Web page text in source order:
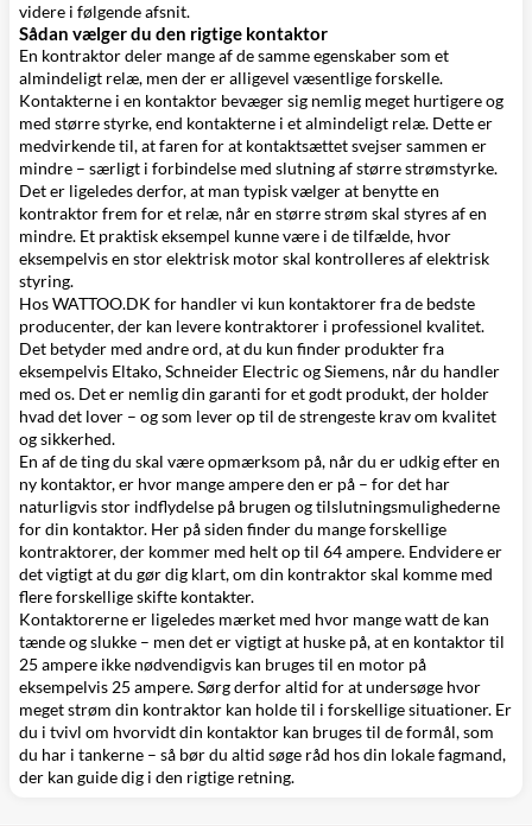
videre i følgende afsnit.
Sådan vælger du den rigtige kontaktor
En kontraktor deler mange af de samme egenskaber som et
almindeligt relæ, men der er alligevel væsentlige forskelle.
Kontakterne i en kontaktor bevæger sig nemlig meget hurtigere og
med større styrke, end kontakterne i et almindeligt relæ. Dette er
medvirkende til, at faren for at kontaktsættet svejser sammen er
mindre – særligt i forbindelse med slutning af større strømstyrke.
Det er ligeledes derfor, at man typisk vælger at benytte en
kontraktor frem for et relæ, når en større strøm skal styres af en
mindre. Et praktisk eksempel kunne være i de tilfælde, hvor
eksempelvis en stor elektrisk motor skal kontrolleres af elektrisk
styring.
Hos WATTOO.DK for handler vi kun kontaktorer frade bedste
producenter, der kan levere kontraktorer i professionel kvalitet.
Det betyder med andre ord, at du kun finder produkter fra
eksempelvis Eltako,Schneider Electric ogSiemens, når du handler
med os. Det er nemlig din garanti for et godt produkt, der holder
hvad det lover – og som lever op til de strengeste krav om kvalitet
og sikkerhed.
En af de ting du skal være opmærksom på, når du er udkig efter en
ny kontaktor, er hvor mange ampere den er på – for det har
naturligvis stor indflydelse på brugen og tilslutningsmulighederne
for din kontaktor. Her på siden finder du mange forskellige
kontraktorer, der kommer med helt op til 64 ampere. Endvidere er
det vigtigt at du gør dig klart, om din kontraktor skal komme med
flere forskellige skifte kontakter.
Kontaktorerne er ligeledes mærket med hvor mange watt de kan
tænde og slukke – men det er vigtigt at huske på, at en kontaktor til
25 ampere ikke nødvendigvis kan bruges til en motor på
eksempelvis 25 ampere. Sørg derfor altid for at undersøge hvor
meget strøm din kontraktor kan holde til i forskellige situationer. Er
du i tvivl om hvorvidt din kontaktor kan bruges til de formål, som
du har i tankerne – så bør du altid søge råd hos din lokale fagmand,
der kan guide dig i den rigtige retning.